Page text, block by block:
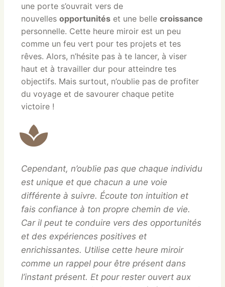
une porte s’ouvrait vers de
nouvelles opportunités et une belle croissance
personnelle. Cette heure miroir est un peu
comme un feu vert pour tes projets et tes
rêves. Alors, n’hésite pas à te lancer, à viser
haut et à travailler dur pour atteindre tes
objectifs. Mais surtout, n’oublie pas de profiter
du voyage et de savourer chaque petite
victoire !
Cependant, n’oublie pas que chaque individu
est unique et que chacun a une voie
différente à suivre. Écoute ton intuition et
fais confiance à ton propre chemin de vie.
Car il peut te conduire vers des opportunités
et des expériences positives et
enrichissantes. Utilise cette heure miroir
comme un rappel pour être présent dans
l’instant présent. Et pour rester ouvert aux